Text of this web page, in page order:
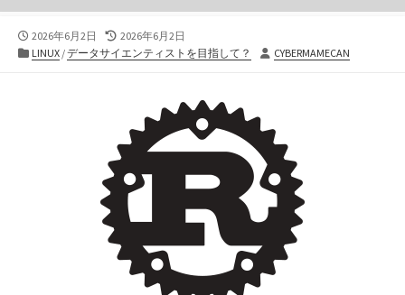
公
開
2026年6月2日
最
終
2026年6月2日
カ
LINUX /データサイエンティストを目指して？
投
CYBERMAMECAN